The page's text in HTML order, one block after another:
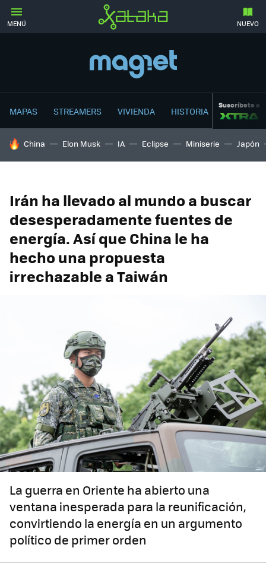
MENÚ NUEVO
MAPAS STREAMERS VIVIENDA HISTORIA Suscríbete a
HOY SE HABLA DE
China Elon Musk IA Eclipse Miniserie Japón
Irán ha llevado al mundo a buscar
desesperadamente fuentes de
energía. Así que China le ha
hecho una propuesta
irrechazable a Taiwán
La guerra en Oriente ha abierto una
ventana inesperada para la reunificación,
convirtiendo la energía en un argumento
político de primer orden